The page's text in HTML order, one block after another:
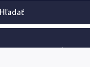
Hľadať